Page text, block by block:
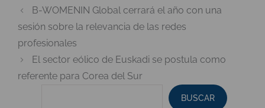
B-WOMENIN Global cerrará el año con una
sesión sobre la relevancia de las redes
profesionales
El sector eólico de Euskadi se postula como
referente para Corea del Sur
BUSCAR